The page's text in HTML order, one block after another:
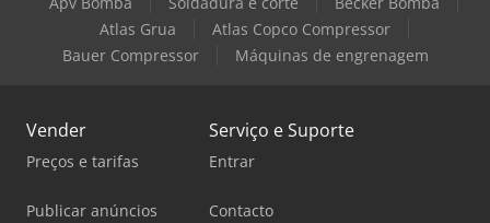
Atlas Grua
Atlas Copco Compressor
Bauer Compressor
Máquinas de engrenagem
Vender
Preços e tarifas
Publicar anúncios
Serviço e Suporte
Entrar
Contacto